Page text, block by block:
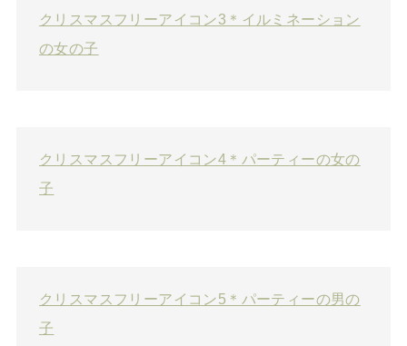
クリスマスフリーアイコン3＊イルミネーション
の女の子
クリスマスフリーアイコン4＊パーティーの女の
子
クリスマスフリーアイコン5＊パーティーの男の
子